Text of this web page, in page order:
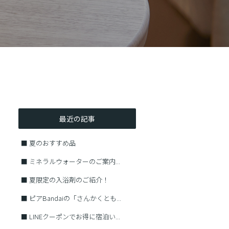
最近の記事
■ 夏のおすすめ品
■ ミネラルウォーターのご案内...
■ 夏限定の入浴剤のご紹介！
■ ピアBandaiの「さんかくとも...
■ LINEクーポンでお得に宿泊い...